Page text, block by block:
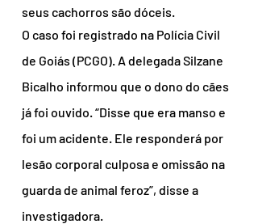
seus cachorros são dóceis.
O caso foi registrado na Polícia Civil
de Goiás (PCGO). A delegada Silzane
Bicalho informou que o dono do cães
já foi ouvido. “Disse que era manso e
foi um acidente. Ele responderá por
lesão corporal culposa e omissão na
guarda de animal feroz”, disse a
investigadora.